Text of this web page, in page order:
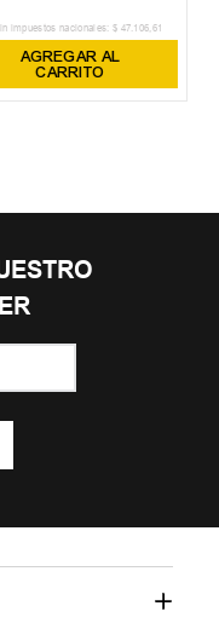
impuestos nacionales: $ 47.106,61
AGREGAR AL
CARRITO